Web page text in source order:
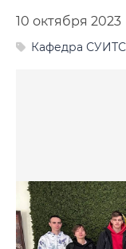
Фото
Видео
10 октября 2023
Кафедра СУИТС